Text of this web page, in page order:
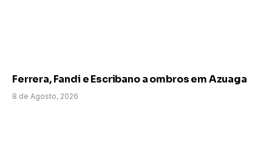
Ferrera, Fandi e Escribano a ombros em Azuaga
8 de Agosto, 2026